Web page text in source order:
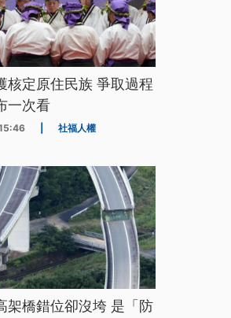
核定原住民族 爭取過程
一次看
社福人權
架橋錯位卻沒垮 是「防